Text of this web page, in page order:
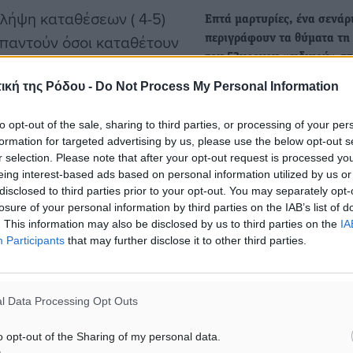
της Ρόδου - Do Not Process My Personal Information
opt-out of the sale, sharing to third parties, or processing of your
for targeted advertising by us, please use the below opt-out
selection. Please note that after your opt-out request is processed
interest-based ads based on personal information utilized by us
to third parties prior to your opt-out. You may separately
of your personal information by third parties on the IAB’s list of
This information may also be disclosed by us to third parties on the
Participants that may further disclose it to other third parties.
Data Processing Opt Outs
opt-out of the Sharing of my personal data.
λήψη καταθέσεων ( 4-5)
όσοι καταθέτουν
ο δικηγόρος
γονείς
το αγόρι τους έπεσε σε
καθησύχαζε,
οι ιατρικές
έπεσε στην παγίδα
σε κυλικείο
Επτά μαρτυρίες, ένα
περιγράφουν τα θύματα
του 53χρονου «ειδικού»
• Συστάσεις από πρόσωπα
επίφαση επισημότητας και
επιδείξεις αιτήσεων…
Ν. Ασβέστης: “Ευτυχώς δεν
θρηνήσαμε θύματα χάρη
άμεση διάσωση των
λίγο πριν την έκρηξη και…